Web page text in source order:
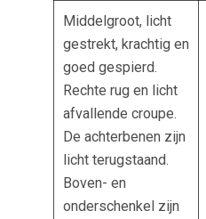
Middelgroot, licht
gestrekt, krachtig en
goed gespierd.
Rechte rug en licht
afvallende croupe.
De achterbenen zijn
licht terugstaand.
Boven- en
onderschenkel zijn